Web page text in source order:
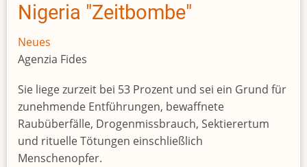
Nigeria "Zeitbombe"
Neues
Agenzia Fides
Sie liege zurzeit bei 53 Prozent und sei ein Grund für
zunehmende Entführungen, bewaffnete
Raubüberfälle, Drogenmissbrauch, Sektierertum
und rituelle Tötungen einschließlich
Menschenopfer.